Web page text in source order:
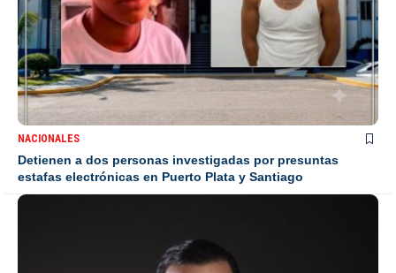
NACIONALES
Detienen a dos personas investigadas por presuntas
estafas electrónicas en Puerto Plata y Santiago